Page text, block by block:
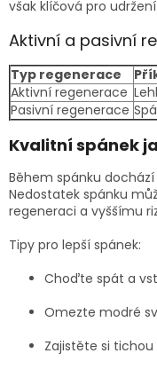
však klíčová pro
Aktivní a pasivní
Typ regenerace
Aktivní regenerace
Pasivní regenerace
Kvalitní spánek
Během spánku
Nedostatek spánku
regeneraci a vyššímu
Tipy pro lepší spánek:
Choďte spát a
Omezte modré
Zajistěte si